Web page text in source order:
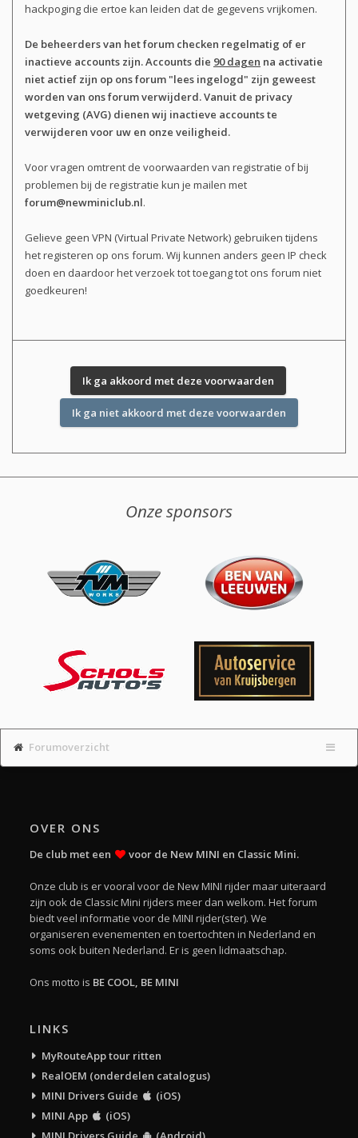
hackpoging die ertoe kan leiden dat de gegevens vrijkomen.
De beheerders van het forum checken regelmatig of er
inactieve accounts zijn. Accounts die 90 dagen na activatie
niet actief zijn op ons forum "lees ingelogd" zijn geweest
worden van ons forum verwijderd. Vanuit de privacy
wetgeving (AVG) dienen wij inactieve accounts te
verwijderen voor uw en onze veiligheid.
Voor vragen omtrent de voorwaarden van registratie of bij
problemen bij de registratie kun je mailen met
forum@newminiclub.nl.
Gelieve geen VPN (Virtual Private Network) gebruiken tijdens
het registeren op ons forum. Wij kunnen anders geen IP check
doen en daardoor het verzoek tot toegang tot ons forum niet
goedkeuren!
Onze sponsors
Forumoverzicht
OVER ONS
De club met een voor de New MINI en Classic Mini.
Onze club is er vooral voor de New MINI rijder maar uiteraard
zijn ook de Classic Mini rijders meer dan welkom. Het forum
biedt veel informatie voor de MINI rijder(ster). We
organiseren evenementen en toertochten in Nederland en
soms ook buiten Nederland. Er is geen lidmaatschap.
Ons motto is BE COOL, BE MINI
LINKS
MyRouteApp tour ritten
RealOEM (onderdelen catalogus)
MINI Drivers Guide
(iOS)
MINI App
(iOS)